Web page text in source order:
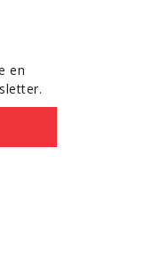
en